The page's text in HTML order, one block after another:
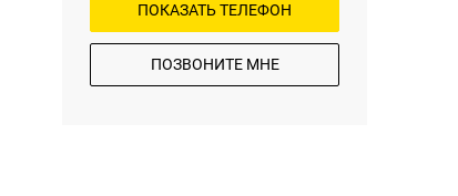
ПОКАЗАТЬ ТЕЛЕФОН
ПОЗВОНИТЕ МНЕ